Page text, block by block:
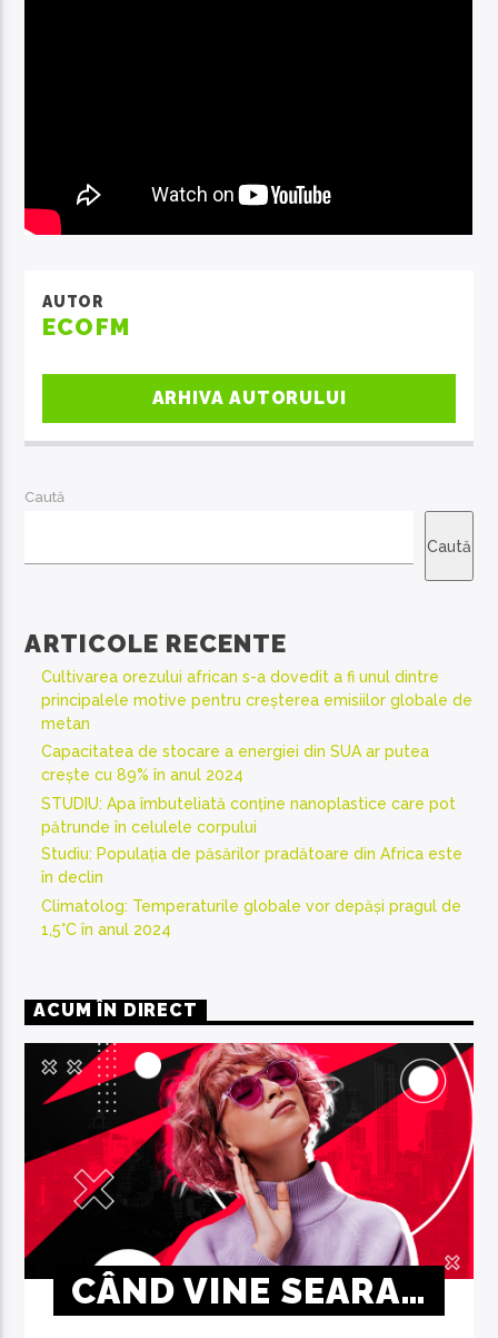
AUTOR
ECOFM
ARHIVA AUTORULUI
Caută
Caută
ARTICOLE RECENTE
Cultivarea orezului african s-a dovedit a fi unul dintre
principalele motive pentru creșterea emisiilor globale de
metan
Capacitatea de stocare a energiei din SUA ar putea
crește cu 89% în anul 2024
STUDIU: Apa îmbuteliată conține nanoplastice care pot
pătrunde în celulele corpului
Studiu: Populația de păsărilor pradătoare din Africa este
în declin
Climatolog: Temperaturile globale vor depăși pragul de
1,5°C în anul 2024
ACUM ÎN DIRECT
CÂND VINE SEARA…